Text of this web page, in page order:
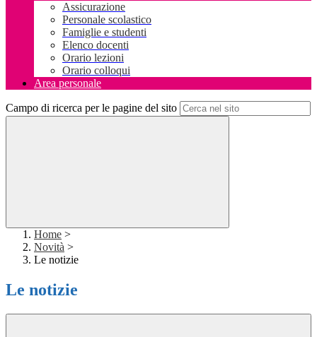
Assicurazione
Personale scolastico
Famiglie e studenti
Elenco docenti
Orario lezioni
Orario colloqui
Area personale
Campo di ricerca per le pagine del sito
Home >
Novità >
Le notizie
Le notizie